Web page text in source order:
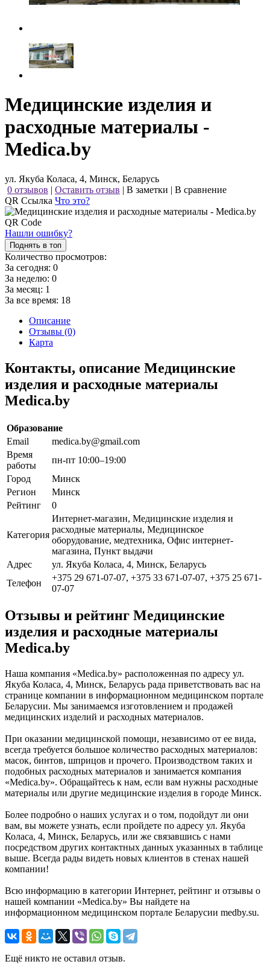
Медицинские изделия и
расходные материалы -
Medica.by
ул. Якуба Коласа, 4, Минск, Беларусь
0 отзывов | Оставить отзыв | В заметки | В сравнение
QR Ссылка Что это?
Нашли ошибку?
Поднять в топ
Количество просмотров:
За сегодня: 0
За неделю: 0
За месяц: 1
За все время: 18
Описание
Отзывы (0)
Карта
Контакты, описание Медицинские
изделия и расходные материалы
Medica.by
Образование
Email
medica.by@gmail.com
Время
работы
пн-пт 10:00–19:00
Город
Минск
Регион
Минск
Рейтинг
0
Категория
Интернет-магазин, Медицинские изделия и
расходные материалы, Медицинское
оборудование, медтехника, Офис интернет-
магазина, Пункт выдачи
Адрес
ул. Якуба Коласа, 4, Минск, Беларусь
Телефон
+375 29 671-07-07, +375 33 671-07-07, +375 25 671-
07-07
Отзывы и рейтинг Медицинские
изделия и расходные материалы
Medica.by
Наша компания «Medica.by» расположенная по адресу ул.
Якуба Коласа, 4, Минск, Беларусь рада приветствовать вас на
странице компании в информационном медицинском портале
Беларусии. Мы занимаемся изготовлением и продажей
медицинских изделий и расходных материалов.
При оказании медицинской помощи, независимо от ее вида,
всегда требуется большое количество расходных материалов:
масок, бинтов, шприцов и прочего. Производством таких и
подобных расходных материалов и занимается компания
«Medica.by». Обращайтесь к нам, если вам нужны расходные
материалы или другие медицинские изделия в городе Минск.
Более подробно о наших услугах и о том, подойдут ли они
вам, вы можете узнать, если пройдете по адресу ул. Якуба
Коласа, 4, Минск, Беларусь, или же связавшись с нами
посредством других контактных данных указанных в таблице
выше. Всегда рады видеть новых клиентов в стенах нашей
компании!
Всю информацию в категории Интернет, рейтинг и отзывы о
нашей компании «Medica.by» Вы найдете на
информационном медицинском портале Беларусии medby.su.
Ещё никто не оставил отзыв.